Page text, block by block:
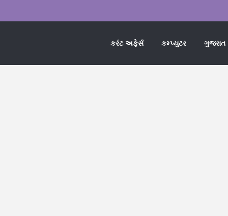
કરંટ અફેર્સ કમ્પ્યુટર ગુજરાત